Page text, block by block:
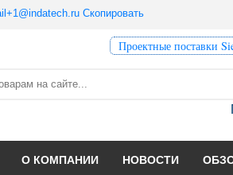
Скопировать
Проектные поставки
О КОМПАНИИ НОВОСТИ